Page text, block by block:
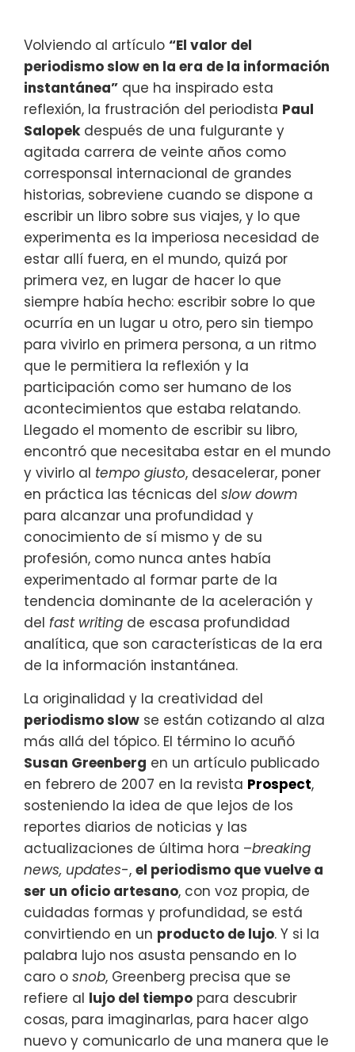
Volviendo al artículo “El valor del
periodismo slow en la era de la información
instantánea” que ha inspirado esta
reflexión, la frustración del periodista Paul
Salopekdespués de una fulgurante y
agitada carrera de veinte años como
corresponsal internacional de grandes
historias, sobreviene cuando se dispone a
escribir un libro sobre sus viajes, y lo que
experimenta es la imperiosa necesidad de
estar allí fuera, en el mundo, quizá por
primera vez, en lugar de hacer lo que
siempre había hecho: escribir sobre lo que
ocurría en un lugar u otro, pero sin tiempo
para vivirlo en primera persona, a un ritmo
que le permitiera la reflexión y la
participación como ser humano de los
acontecimientos que estaba relatando.
Llegado el momento de escribir su libro,
encontró que necesitaba estar en el mundo
y vivirlo al tempo giusto, desacelerar, poner
en práctica las técnicas del slow dowm
para alcanzar una profundidad y
conocimiento de sí mismo y de su
profesión, como nunca antes había
experimentado al formar parte de la
tendencia dominante de la aceleración y
del fast writing de escasa profundidad
analítica, que son características de la era
de la información instantánea.
La originalidad y la creatividad del
periodismo slow se están cotizando al alza
más allá del tópico. El término lo acuñó
Susan Greenberg en un artículo publicado
en febrero de 2007 en la revista Prospect,
sosteniendo la idea de que lejos de los
reportes diarios de noticias y las
actualizaciones de última hora –breaking
news, updates-, el periodismo que vuelve a
ser un oficio artesano, con voz propia, de
cuidadas formas y profundidad, se está
convirtiendo en un producto de lujo. Y si la
palabra lujo nos asusta pensando en lo
caro o snob, Greenberg precisa que se
refiere al lujo del tiempo para descubrir
cosas, para imaginarlas, para hacer algo
nuevo y comunicarlo de una manera que le